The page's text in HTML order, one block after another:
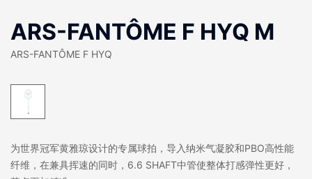
ARS-FANTÔME F HYQ M
ARS-FANTÔME F HYQ
为世界冠军黄雅琼设计的专属球拍，导入纳米气凝胶和PBO高性能
纤维，在兼具挥速的同时，6.6 SHAFT中管使整体打感弹性更好，